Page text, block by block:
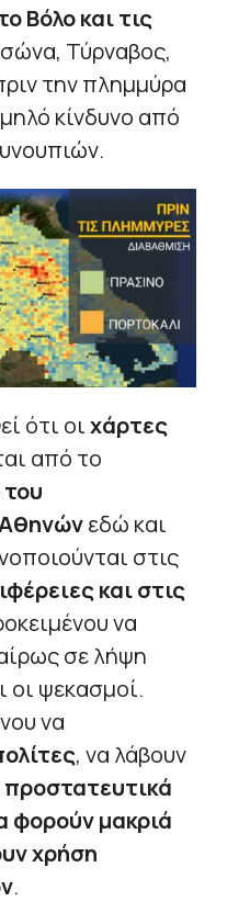
Βόλο και τις
Τύρναβος,
την πλημμύρα
κίνδυνο από
ότι οιχάρτες
από το
εδώ και
στις
και στις
να
σε λήψη
οι ψεκασμοί.
να
, να λάβουν
προστατευτικά
φορούν μακριά
χρήση
.